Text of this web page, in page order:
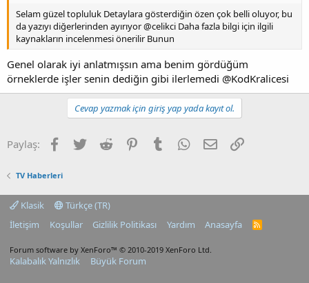
Selam güzel topluluk Detaylara gösterdiğin özen çok belli oluyor, bu
da yazıyı diğerlerinden ayırıyor @celikci Daha fazla bilgi için ilgili
kaynakların incelenmesi önerilir Bunun
Genel olarak iyi anlatmışsın ama benim gördüğüm
örneklerde işler senin dediğin gibi ilerlemedi @KodKralicesi
Cevap yazmak için giriş yap yada kayıt ol.
Paylaş: Facebook
TwitterReddit PinterestTumblrWhatsApp
E-postaLink
TV Haberleri
Klasik
Türkçe (TR)
İletişim
Koşullar Gizlilik Politikası Yardım Anasayfa
R
Forum software by XenForo™ © 2010-2019 XenForo Ltd.
Kalabalık Yalnızlık Büyük Forum